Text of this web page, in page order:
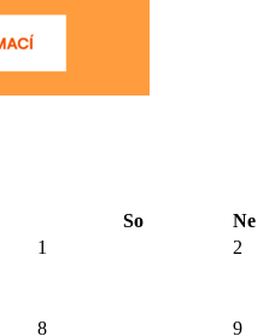
So
Ne
1 2
8 9